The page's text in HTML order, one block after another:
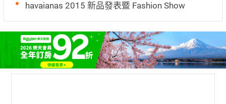
havaianas 2015 新品發表暨 Fashion Show